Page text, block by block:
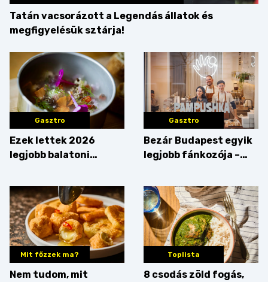
Tatán vacsorázott a Legendás állatok és
megfigyelésük sztárja!
Gasztro
Ezek lettek 2026
legjobb balatoni
végigkóstoltuk a
győzteseket
Gasztro
Bezár Budapest egyik
legjobb fánkozója –
Mit főzzek ma?
Nem tudom, mit
Toplista
8 csodás zöld fogás,